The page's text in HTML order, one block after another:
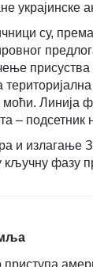
украјинске
су,
присуства
Линија
– подсетник
и излагање
кључну фазу